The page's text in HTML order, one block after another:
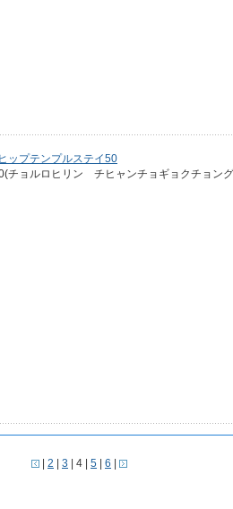
ップテンプルステイ50
チョルロヒリン チヒャンチョギョクチョン
2 3 | 4 | 5 6